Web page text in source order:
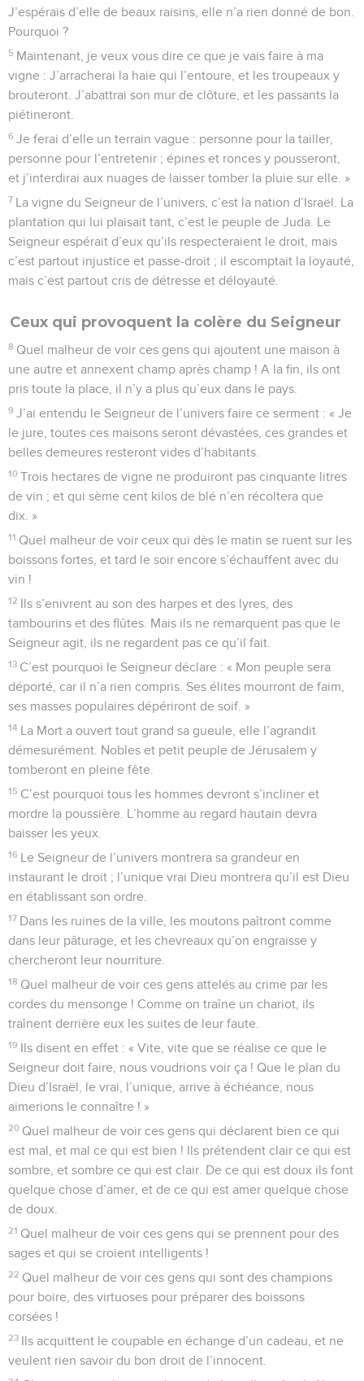
J’espérais d’elle de beaux raisins, elle n’a rien donné de bon.
Pourquoi ?
5 Maintenant, je veux vous dire ce que je vais faire à ma
vigne : J’arracherai la haie qui l’entoure, et les troupeaux y
brouteront. J’abattrai son mur de clôture, et les passants la
piétineront.
6 Je ferai d’elle un terrain vague : personne pour la tailler,
personne pour l’entretenir ; épines et ronces y pousseront,
et j’interdirai aux nuages de laisser tomber la pluie sur elle. »
7 La vigne du Seigneur de l’univers, c’est la nation d’Israël. La
plantation qui lui plaisait tant, c’est le peuple de Juda. Le
Seigneur espérait d’eux qu’ils respecteraient le droit, mais
c’est partout injustice et passe-droit ; il escomptait la loyauté,
mais c’est partout cris de détresse et déloyauté.
Ceux qui provoquent la colère du Seigneur
8 Quel malheur de voir ces gens qui ajoutent une maison à
une autre et annexent champ après champ ! A la fin, ils ont
pris toute la place, il n’y a plus qu’eux dans le pays.
9 J’ai entendu le Seigneur de l’univers faire ce serment : « Je
le jure, toutes ces maisons seront dévastées, ces grandes et
belles demeures resteront vides d’habitants.
10 Trois hectares de vigne ne produiront pas cinquante litres
de vin ; et qui sème cent kilos de blé n’en récoltera que
dix. »
11 Quel malheur de voir ceux qui dès le matin se ruent sur les
boissons fortes, et tard le soir encore s’échauffent avec du
vin !
12 Ils s’enivrent au son des harpes et des lyres, des
tambourins et des flûtes. Mais ils ne remarquent pas que le
Seigneur agit, ils ne regardent pas ce qu’il fait.
13 C’est pourquoi le Seigneur déclare : « Mon peuple sera
déporté, car il n’a rien compris. Ses élites mourront de faim,
ses masses populaires dépériront de soif. »
14 La Mort a ouvert tout grand sa gueule, elle l’agrandit
démesurément. Nobles et petit peuple de Jérusalem y
tomberont en pleine fête.
15 C’est pourquoi tous les hommes devront s’incliner et
mordre la poussière. L’homme au regard hautain devra
baisser les yeux.
16 Le Seigneur de l’univers montrera sa grandeur en
instaurant le droit ; l’unique vrai Dieu montrera qu’il est Dieu
en établissant son ordre.
17 Dans les ruines de la ville, les moutons paîtront comme
dans leur pâturage, et les chevreaux qu’on engraisse y
chercheront leur nourriture.
18 Quel malheur de voir ces gens attelés au crime par les
cordes du mensonge ! Comme on traîne un chariot, ils
traînent derrière eux les suites de leur faute.
19 Ils disent en effet : « Vite, vite que se réalise ce que le
Seigneur doit faire, nous voudrions voir ça ! Que le plan du
Dieu d’Israël, le vrai, l’unique, arrive à échéance, nous
aimerions le connaître ! »
20 Quel malheur de voir ces gens qui déclarent bien ce qui
est mal, et mal ce qui est bien ! Ils prétendent clair ce qui est
sombre, et sombre ce qui est clair. De ce qui est doux ils font
quelque chose d’amer, et de ce qui est amer quelque chose
de doux.
21 Quel malheur de voir ces gens qui se prennent pour des
sages et qui se croient intelligents !
22 Quel malheur de voir ces gens qui sont des champions
pour boire, des virtuoses pour préparer des boissons
corsées !
23 Ils acquittent le coupable en échange d’un cadeau, et ne
veulent rien savoir du bon droit de l’innocent.